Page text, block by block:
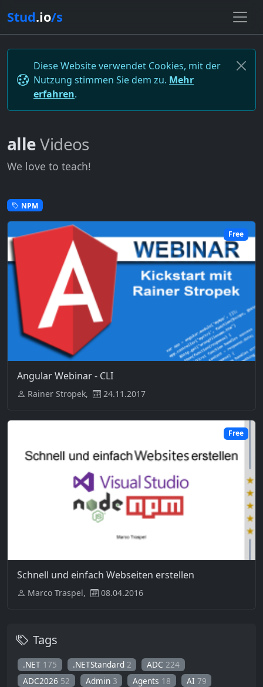
Stud.io/s
Diese Website verwendet Cookies, mit der
Nutzung stimmen Sie dem zu. Mehr
erfahren.
alleVideos
We love to teach!
NPM
Free
Angular Webinar - CLI
Rainer Stropek, 24.11.2017
Free
Schnell und einfach Webseiten erstellen
Marco Traspel, 08.04.2016
Tags
.NET 175 .NETStandard 2 ADC224
ADC2026 52 Admin 3 Agents 18 AI 79